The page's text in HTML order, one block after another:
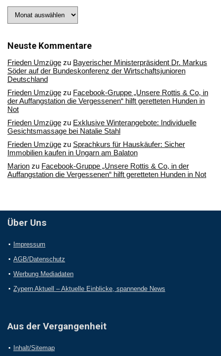
Sie
Archiv
Neuste Kommentare
Frieden Umzüge zu Bayerischer Ministerpräsident Dr. Markus
Söder auf der Bundeskonferenz der Wirtschaftsjunioren
Deutschland
Frieden Umzüge zu Facebook-Gruppe „Unsere Rottis & Co, in
der Auffangstation die Vergessenen“ hilft geretteten Hunden in
Not
Frieden Umzüge zu Exklusive Winterangebote: Individuelle
Gesichtsmassage bei Natalie Stahl
Frieden Umzüge zu Sprachkurs für Hauskäufer: Sicher
Immobilien kaufen in Ungarn am Balaton
Marion zu Facebook-Gruppe „Unsere Rottis & Co, in der
Auffangstation die Vergessenen“ hilft geretteten Hunden in Not
Über Uns
Impressum
AGB/Datenschutz
Werbung Mediadaten
Zypern Aktuell – Aktuelle Einblicke, spannende News
Aus der Vergangenheit
Inhalt/Sitemap